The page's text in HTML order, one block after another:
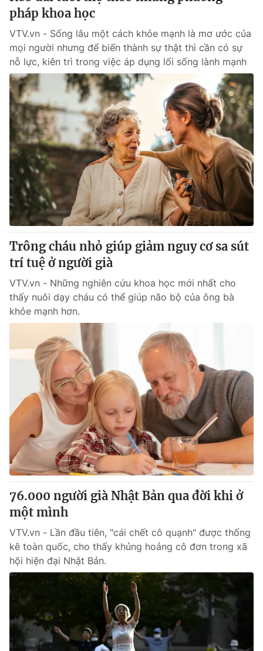
pháp khoa học
VTV.vn - Sống lâu một cách khỏe mạnh là mơ ước của
mọi người nhưng để biến thành sự thật thì cần có sự
nỗ lực, kiên trì trong việc áp dụng lối sống lành mạnh
Trông cháu nhỏ giúp giảm nguy cơ sa sút
trí tuệ ở người già
VTV.vn - Những nghiên cứu khoa học mới nhất cho
thấy nuôi dạy cháu có thể giúp não bộ của ông bà
khỏe mạnh hơn.
76.000 người già Nhật Bản qua đời khi ở
một mình
VTV.vn - Lần đầu tiên, "cái chết cô quạnh" được thống
kê toàn quốc, cho thấy khủng hoảng cô đơn trong xã
hội hiện đại Nhật Bản.